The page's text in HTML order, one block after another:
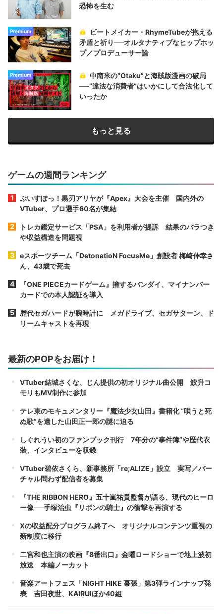
恐怖を生む
Premium
ビートメイカー・RhymeTubeが抱える
矛盾と祈り──オルタナティブなヒップホッ
プ／プロデューサー論
Premium
中南米の“Otaku”と海賊版漫画の破局
──“違法な消費者”はいかにして合法化して
いったか
もっと見る
ゲームの週間ランキング
ぶいすぽっ！黒刃アリヤが『Apex』大会を主催 国内外の
VTuber、プロ選手60名が集結
トレカ鑑定サービス「PSA」を利用者が提訴 結果のバラつき
や収益構造を問題視
eスポーツチーム「DetonatioN FocusMe」創設者 梅崎伸幸さ
ん、43歳で死去
『ONE PIECEカードゲーム』擁するバンダイ、マイナンバー
カードでの本人認証を導入
歴代セガハードが腕時計に メガドライブ、セガサターン、ド
リームキャストを再現
最新のPOPをお届け！
VTuber結城さくな、じん提供の初オリジナル曲公開 鮫升コ
モリもMV制作に参加
テレ東のモキュメンタリー『魔法少女山田』書籍化 “唄うと死
ぬ歌”を遺した山田正一郎の謎に迫る
しぐれうい初のファンブック刊行 7年分の“事件簿”や歴代衣
装、インタビューを収録
VTuber碧依さくら、新事務所「re;ALIZE」設立 実写／バー
チャル問わず配信者を募集
『THE RIBBON HERO』五十嵐祐貴監督が語る、現代のヒーロ
ー像──手塚治虫『リボンの騎士』の衝撃を再演する
Xの収益配分プログラム終了へ オリジナルコンテンツ重視の
新制度に移行
二宮和也主演の映画『8番出口』金曜ロードショーで地上波初
放送 本編ノーカット
音楽アートフェス「NIGHT HIKE 幕張」第3弾ラインナップ発
表 吉田夜世、KAIRUIほか40組